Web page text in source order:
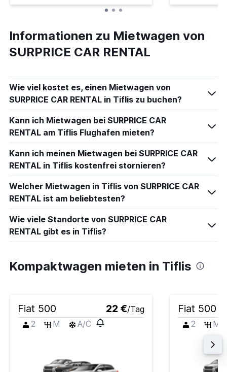
Informationen zu Mietwagen von
SURPRICE CAR RENTAL
Wie viel kostet es, einen Mietwagen von
SURPRICE CAR RENTAL in Tiflis zu buchen?
Kann ich Mietwagen bei SURPRICE CAR
RENTAL am Tiflis Flughafen mieten?
Kann ich meinen Mietwagen bei SURPRICE CAR
RENTAL in Tiflis kostenfrei stornieren?
Welcher Mietwagen in Tiflis von SURPRICE CAR
RENTAL ist am beliebtesten?
Wie viele Standorte von SURPRICE CAR
RENTAL gibt es in Tiflis?
Kompaktwagen mieten in Tiflis
Fiat 500 22 €/Tag
2
M A/C
Fiat 500
2 M